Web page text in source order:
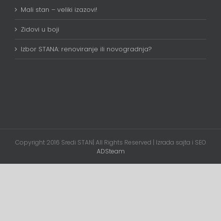
Mali stan – veliki izazovi!
Zidovi u boji
Izbor STANA: renoviranje ili novogradnja?
Copyright 2016 Sredi STAN| All Rights Reserved | Izrada sajta i SEO
ADSteam